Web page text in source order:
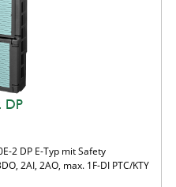
DP
2 DP E-Typ mit Safety
2AI, 2AO, max. 1F-DI PTC/KTY